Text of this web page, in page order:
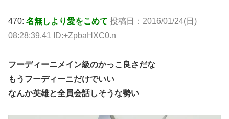
470: 名無しより愛をこめて 投稿日：2016/01/24(日)
08:28:39.41 ID:+ZpbaHXC0.n
フーディーニメイン級のかっこ良さだな
もうフーディーニだけでいい
なんか英雄と全員会話しそうな勢い